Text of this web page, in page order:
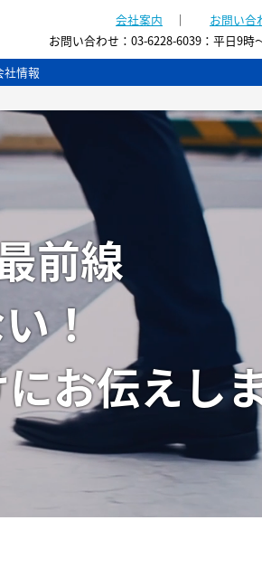
会社案内 ｜ お問い合
お問い合わせ： 03-6228-6039 ： 平日9時
社情報
前線
！
お伝えし